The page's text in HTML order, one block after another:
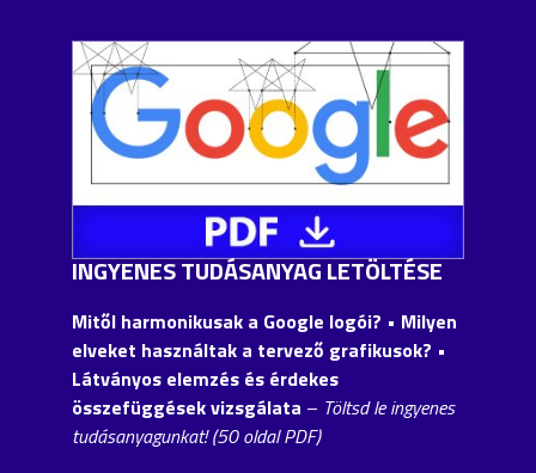
INGYENES TUDÁSANYAG LETÖLTÉSE
Mitől harmonikusak a Google logói? • Milyen
elveket használtak a tervező grafikusok? •
Látványos elemzés és érdekes
összefüggések vizsgálata – Töltsd le ingyenes
tudásanyagunkat! (50 oldal PDF)